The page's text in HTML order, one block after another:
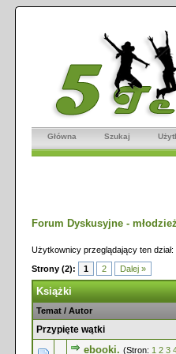
Główna Szukaj
Forum Dyskusyjne -
Użytkownicy przeglądający ten dział:
Strony (2):
1 2 Dalej »
Książki
Temat / Autor
Przypięte wątki
ebooki. (Stron: 1 2 3